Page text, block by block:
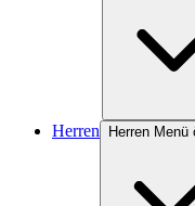
Herren Herren Menü